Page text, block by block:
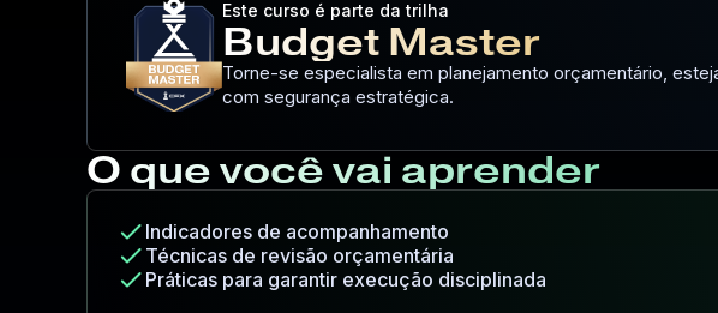
Este curso é parte da trilha
Budget Master
Torne-se especialista em planejamento orçamentário,
com segurança estratégica.
O que você vai aprender
check Indicadores de acompanhamento
check Técnicas de revisão orçamentária
check Práticas para garantir execução disciplinada